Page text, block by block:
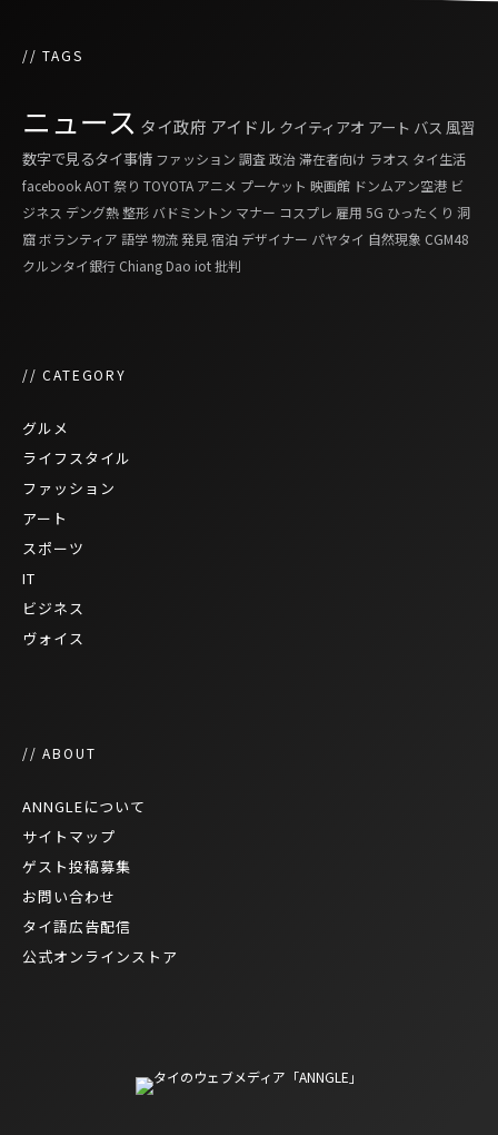
// TAGS
ニュース タイ政府 アイドル クイティアオ アート バス 風習
数字で見るタイ事情 ファッション 調査政治滞在者向け ラオス タイ生活
facebookAOT祭り TOYOTA アニメ プーケット 映画館 ドンムアン空港 ビ
ジネス デング熱整形 バドミントン マナー コスプレ 雇用 5G ひったくり 洞
窟ボランティア 語学 物流発見宿泊 デザイナー パヤタイ 自然現象 CGM48
クルンタイ銀行 Chiang Dao iot批判
// CATEGORY
グルメ
ライフスタイル
ファッション
アート
スポーツ
IT
ビジネス
ヴォイス
// ABOUT
ANNGLEについて
サイトマップ
ゲスト投稿募集
お問い合わせ
タイ語広告配信
公式オンラインストア